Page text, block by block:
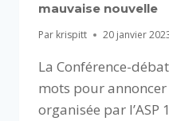
mauvaise nouvelle
Par krispitt 20 janvier
La Conférence-
mots pour
organisée par l’ASP